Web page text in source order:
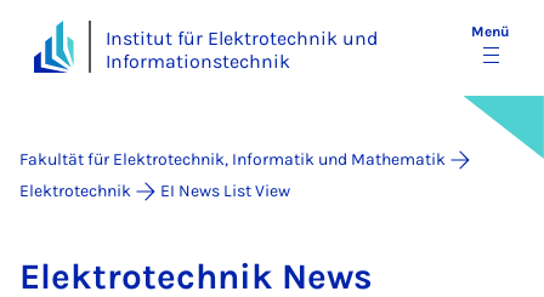
Institut für Elektrotechnik und
Informationstechnik
Menü
Fakultät für Elektrotechnik, Informatik und Mathematik
Elektrotechnik
EI News List View
Elek­tro­tech­nik News